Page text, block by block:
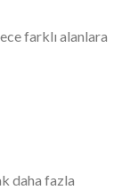
farklı alanlara
daha fazla